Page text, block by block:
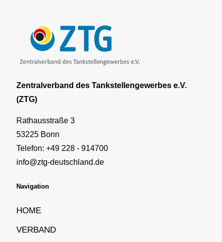
Zentralverband des Tankstellengewerbes e.V.
(ZTG)
Rathausstraße 3
53225 Bonn
Telefon: +49 228 - 914700
info@ztg-deutschland.de
Navigation
HOME
VERBAND